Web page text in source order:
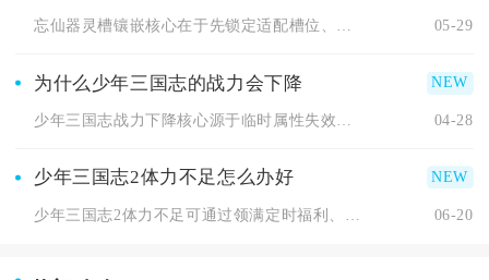
忘仙器灵槽镶嵌核心在于先锁定适配槽位、再匹配高品质器灵、最后... 05-29
为什么少年三国志的战力会下降
04-28
少年三国志2体力不足怎么办好
06-20